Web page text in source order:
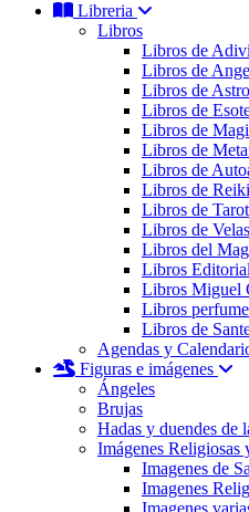
Libreria
Libros
Libros de
Libros de
Libros de
Libros de
Libros de
Libros de
Libros de
Libros de
Libros de Tarot
Libros de
Libros del
Libros
Libros Miguel
Libros
Libros de
Agendas y
Figuras e imágenes
Ángeles
Brujas
Hadas y duendes de
Imágenes Religiosas
Imagenes de
Imagenes
Imagenes